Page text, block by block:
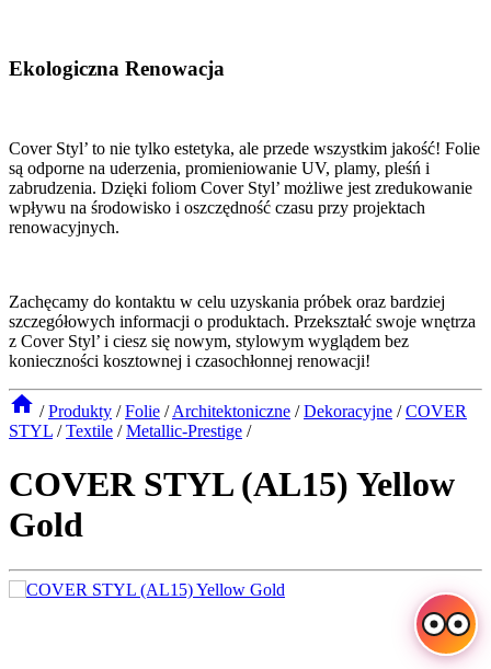
Ekologiczna Renowacja
Cover Styl’ to nie tylko estetyka, ale przede wszystkim jakość! Folie
są odporne na uderzenia, promieniowanie UV, plamy, pleśń i
zabrudzenia. Dzięki foliom Cover Styl’ możliwe jest zredukowanie
wpływu na środowisko i oszczędność czasu przy projektach
renowacyjnych.
Zachęcamy do kontaktu w celu uzyskania próbek oraz bardziej
szczegółowych informacji o produktach. Przekształć swoje wnętrza
z Cover Styl’ i ciesz się nowym, stylowym wyglądem bez
konieczności kosztownej i czasochłonnej renowacji!
/ Produkty / Folie / Architektoniczne / Dekoracyjne / COVER
STYL / Textile / Metallic-Prestige /
COVER STYL (AL15) Yellow
Gold